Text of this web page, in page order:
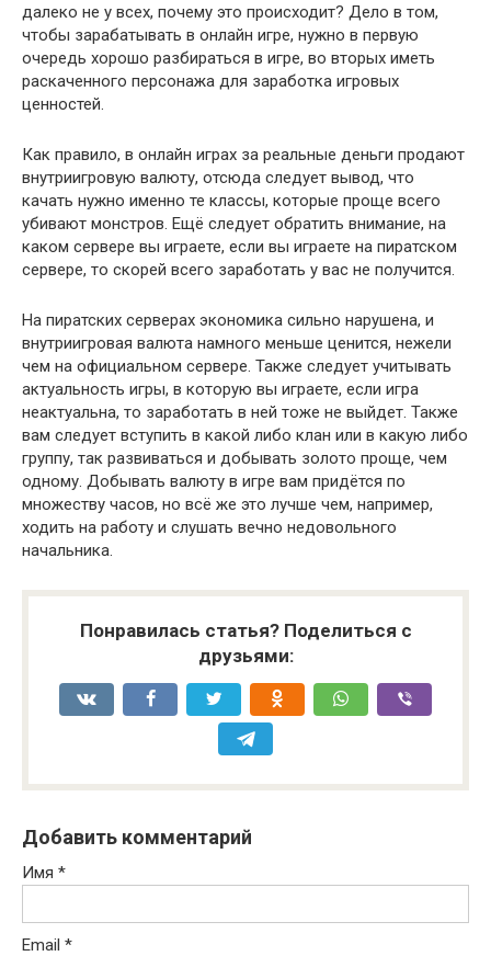
далеко не у всех, почему это происходит? Дело в том,
чтобы зарабатывать в онлайн игре, нужно в первую
очередь хорошо разбираться в игре, во вторых иметь
раскаченного персонажа для заработка игровых
ценностей.
Как правило, в онлайн играх за реальные деньги продают
внутриигровую валюту, отсюда следует вывод, что
качать нужно именно те классы, которые проще всего
убивают монстров. Ещё следует обратить внимание, на
каком сервере вы играете, если вы играете на пиратском
сервере, то скорей всего заработать у вас не получится.
На пиратских серверах экономика сильно нарушена, и
внутриигровая валюта намного меньше ценится, нежели
чем на официальном сервере. Также следует учитывать
актуальность игры, в которую вы играете, если игра
неактуальна, то заработать в ней тоже не выйдет. Также
вам следует вступить в какой либо клан или в какую либо
группу, так развиваться и добывать золото проще, чем
одному. Добывать валюту в игре вам придётся по
множеству часов, но всё же это лучше чем, например,
ходить на работу и слушать вечно недовольного
начальника.
Понравилась статья? Поделиться с
друзьями:
Добавить комментарий
Имя *
Email *